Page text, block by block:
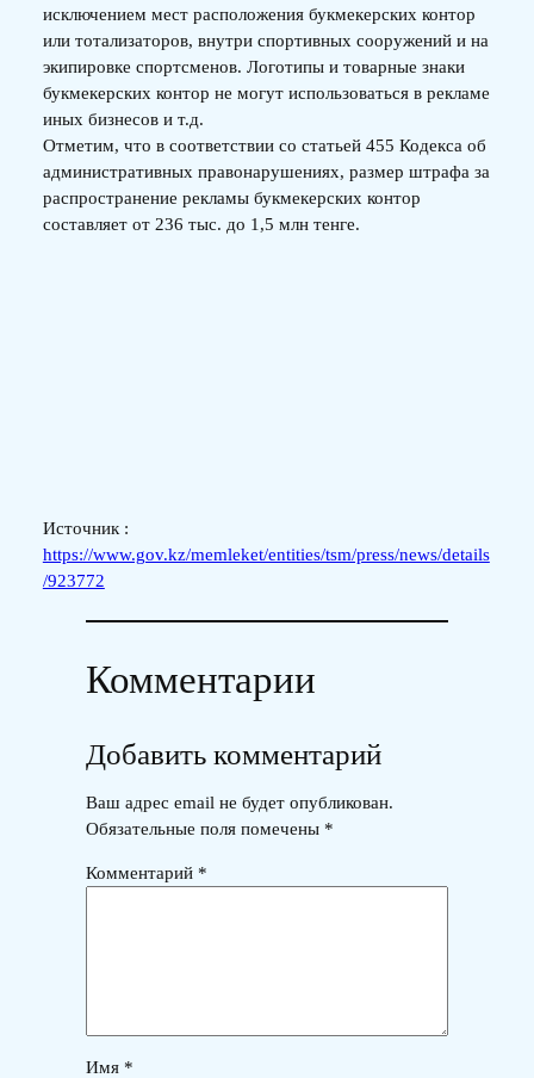
исключением мест расположения букмекерских контор
или тотализаторов, внутри спортивных сооружений и на
экипировке спортсменов. Логотипы и товарные знаки
букмекерских контор не могут использоваться в рекламе
иных бизнесов и т.д.
Отметим, что в соответствии со статьей 455 Кодекса об
административных правонарушениях, размер штрафа за
распространение рекламы букмекерских контор
составляет от 236 тыс. до 1,5 млн тенге.
Источник :
https://www.gov.kz/memleket/entities/tsm/press/news/details
/923772
Комментарии
Добавить комментарий
Ваш адрес email не будет опубликован.
Обязательные поля помечены *
Комментарий *
Имя *